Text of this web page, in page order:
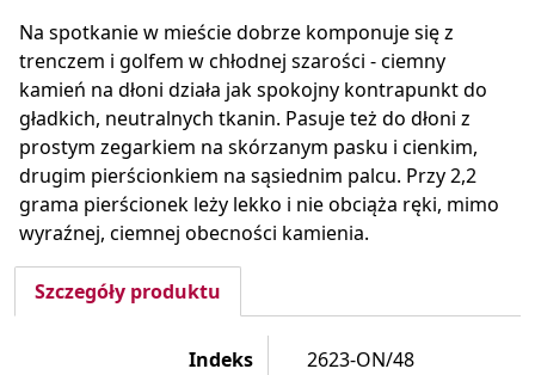
Na spotkanie w mieście dobrze komponuje się z
trenczem i golfem w chłodnej szarości - ciemny
kamień na dłoni działa jak spokojny kontrapunkt do
gładkich, neutralnych tkanin. Pasuje też do dłoni z
prostym zegarkiem na skórzanym pasku i cienkim,
drugim pierścionkiem na sąsiednim palcu. Przy 2,2
grama pierścionek leży lekko i nie obciąża ręki, mimo
wyraźnej, ciemnej obecności kamienia.
Szczegóły produktu
Indeks
2623-ON/48